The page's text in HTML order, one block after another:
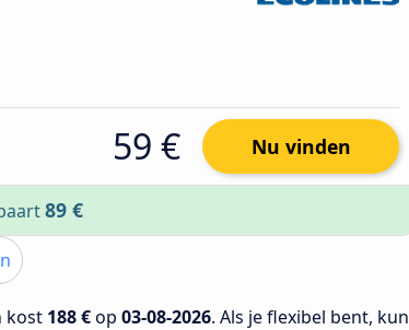
59 € Nu vinden
89 €
kost 188 €op 03-08-2026. Als je flexibel bent, kun